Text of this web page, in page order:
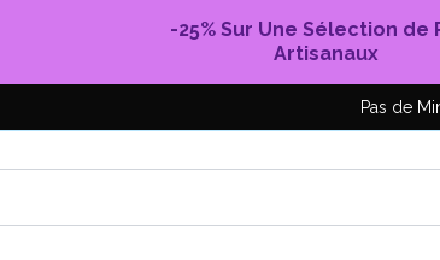
-25% Sur Une Sélection de
Artisanaux
Pas de